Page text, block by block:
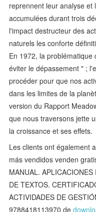
reprennent leur analyse
accumulées durant trois
l'impact destructeur des
naturels les conforte
En 1972, la
éviter le dépassement " ;
procéder pour que nos
dans les limites de la
version du Rapport
que nous traversons jette
la croissance et ses effets.
Les clients ont également
más vendidos venden
MANUAL.
DE TEXTOS.
ACTIVIDADES DE
9788418113970 de